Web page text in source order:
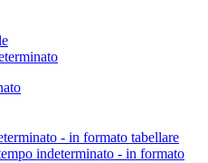
- in formato tabellare
indeterminato - in formato